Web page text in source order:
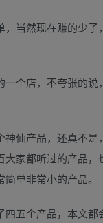
，当然现在赚的少了
一个店，不夸张的说
神仙产品，还真不是
大家都听过的产品，
单非常小的产品。
四五个产品，本文都